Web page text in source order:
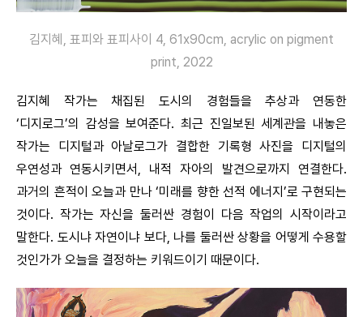
김지혜, 표피와 표피사이 4, 61x90cm, acrylic on pigment
print, 2022
김지혜 작가는 채집된 도시의 경험들을 추상과 연동한
‘디지로그’의 감성을 보여준다. 최근 진일보된 세계관을 내놓은
작가는 디지털과 아날로그가 결합한 기록형 사진을 디지털의
우연성과 연동시키면서, 내적 자아의 발견으로까지 연결한다.
과거의 흔적이 오늘과 만나 ‘미래를 향한 선적 에너지’로 구현되는
것이다. 작가는 자신을 둘러싼 경험이 다음 작업의 시작이라고
말한다. 도시냐 자연이냐 보다, 나를 둘러싼 상황을 어떻게 수용할
것인가가 오늘을 결정하는 키워드이기 때문이다.